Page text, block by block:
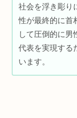
社会を浮き彫り
性が最終的に首
して圧倒的に男
代表を実現する
います。